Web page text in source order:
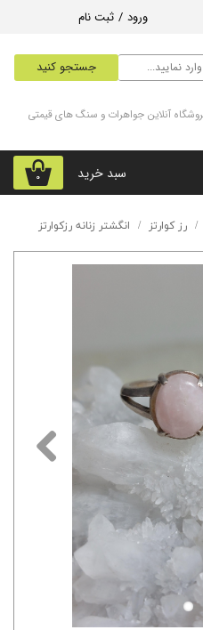
جستجو کنید
ورود / ثبت نام
۰ سبد خرید
آنلاین جواهرات و سنگ های قیمتی
رز کوارتز انگشتر زنانه رزکوارتز